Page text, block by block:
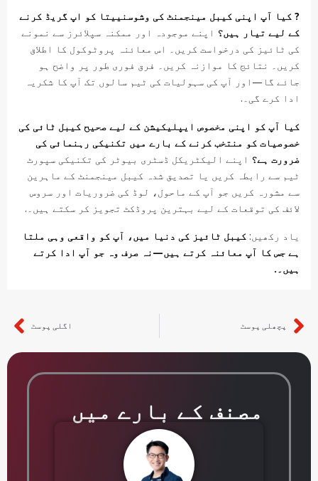
? کیا آپ اپنی کیبل مینجمنٹ کی وشوسنییتا کو اپ گریڈ کرنے
کے لیے تیار ہیں؟ اپنے موجودہ اور ممکنہ سپلائرز سے نمونے
کی ٹائیز کی درخواست کریں۔ اس معائنہ پروٹوکول کا اطلاق
کریں۔ نتائج کا موازنہ کریں۔ فرق فوری طور پر واضح ہو
جائے گا—اور آپ کی سہولیات کی ٹیم سالوں تک آپ کا شکریہ
ادا کرے گی۔.
کیا آپ کو اپنی مخصوص ایپلیکیشن کے لیے صحیح کیبل ٹائی کی
خصوصیات کو منتخب کرنے کے بارے میں تکنیکی رہنمائی کی
ضرورت ہے؟ اپنے الیکٹریکل ڈسٹری بیوٹر کی تکنیکی سپورٹ
ٹیم سے رابطہ کریں یا تصدیق شدہ کیبل مینجمنٹ کے ماہرین
سے مشورہ کریں جو آپ کے ماحول، لوڈ کی ضروریات اور سروس
لائف کی توقعات کے لیے بہترین پروڈکٹ تجویز کر سکتے ہیں۔.
یاد رکھیں: کیبل ٹائیز کی دنیا میں، آپ کو واقعی وہی ملتا
ہے جس کا آپ معائنہ کرتے ہیں—نہ صرف وہ جو آپ ادا کرتے
ہیں۔.
پچھلی پوسٹ اگلی پوسٹ اگلے
مصنف کے بارے میں